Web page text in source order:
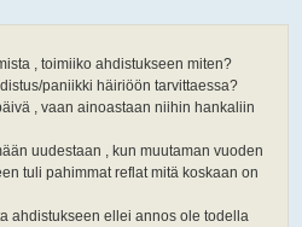
, toimiiko ahdistukseen miten?
paniikki häiriöön tarvittaessa?
, vaan ainoastaan niihin hankaliin
uudestaan , kun muutaman vuoden
tuli pahimmat reflat mitä koskaan on
ahdistukseen ellei annos ole todella